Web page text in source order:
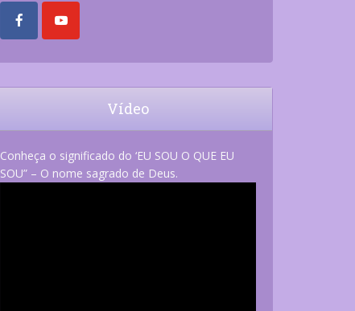
Vídeo
Conheça o significado do ‘EU SOU O QUE EU
SOU” – O nome sagrado de Deus.